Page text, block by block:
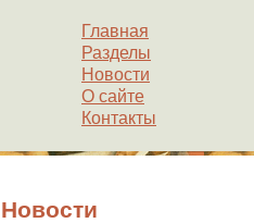
Главная
Разделы
Новости
О сайте
Контакты
Новости